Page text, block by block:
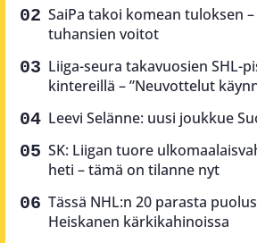
SaiPa takoi komean tuloksen
tuhansien voitot
Liiga-seura takavuosien SHL-
kintereillä – ”Neuvottelut
Leevi Selänne: uusi joukkue
SK: Liigan tuore
heti – tämä on tilanne nyt
Tässä NHL:n 20 parasta
Heiskanen kärkikahinoissa